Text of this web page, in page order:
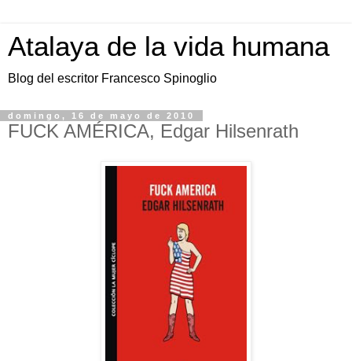
Atalaya de la vida humana
Blog del escritor Francesco Spinoglio
domingo, 16 de mayo de 2010
FUCK AMÉRICA, Edgar Hilsenrath